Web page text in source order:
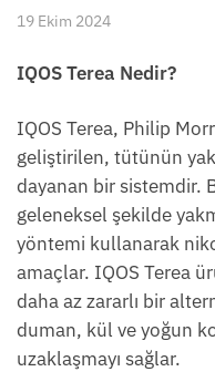
19 Ekim 2024
IQOS Terea Nedir?
IQOS Terea, Philip
geliştirilen, tütünün
dayanan bir sistemdir.
geleneksel şekilde
yöntemi kullanarak
amaçlar. IQOS Terea
daha az zararlı bir
duman, kül ve yoğun
uzaklaşmayı sağlar.